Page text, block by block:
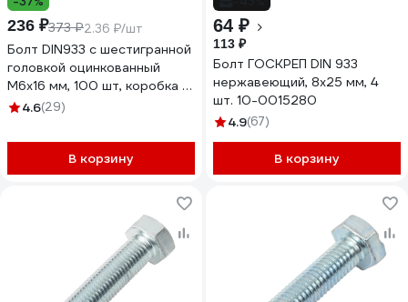
236 ₽373 ₽2.36 ₽/шт
Болт DIN933 с шестигранной
головкой оцинкованный
М6x16 мм, 100 шт, коробка с
окном Tech-K Zitar 105200
4.6(29)
В корзину
64 ₽
113 ₽
Болт ГОСКРЕП DIN 933
нержавеющий, 8х25 мм, 4
шт. 10-0015280
4.9(67)
В корзину